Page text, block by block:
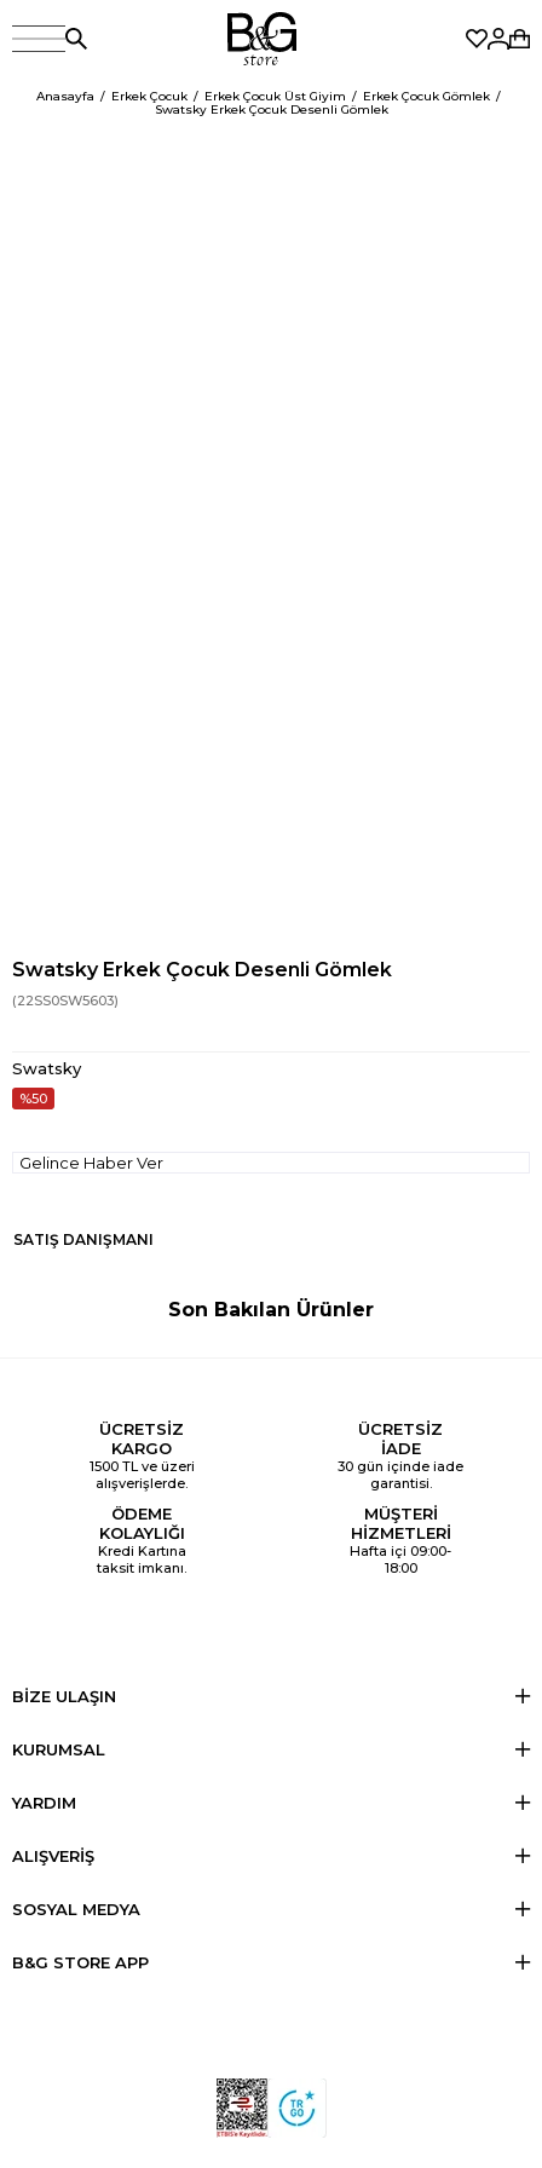
Anasayfa Erkek Çocuk Erkek Çocuk Üst Giyim
Erkek Çocuk Gömlek
Swatsky Erkek Çocuk Desenli Gömlek
Swatsky Erkek Çocuk Desenli Gömlek
(22SS0SW5603)
Swatsky
50
Gelince Haber Ver
SATIŞ DANIŞMANI
Son Bakılan Ürünler
ÜCRETSİZ
KARGO
1500 TL ve üzeri
alışverişlerde.
ÜCRETSİZ
İADE
30 gün içinde iade
garantisi.
ÖDEME
KOLAYLIĞI
Kredi Kartına
taksit imkanı.
MÜŞTERİ
HİZMETLERİ
Hafta içi 09:00-
18:00
BİZE ULAŞIN
KURUMSAL
YARDIM
ALIŞVERİŞ
SOSYAL MEDYA
B&G STORE APP